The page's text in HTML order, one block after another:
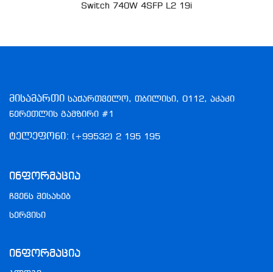
Switch 740W 4SFP L2 19i
მისამართი საქართველო, თბილისი, 0112, აკაკი
წერეთლის გამზირი #1
ტელეფონი: (+99532) 2 195 195
Ინფორმაცია
ჩვენს შესახებ
სერვისი
Ინფორმაცია